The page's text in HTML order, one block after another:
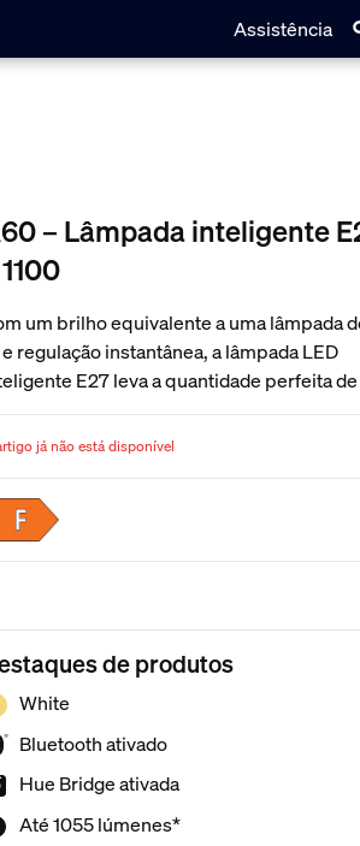
Assistência
– Lâmpada inteligente
um brilho equivalente a uma lâmpada
regulação instantânea, a lâmpada LED
E27 leva a quantidade perfeita
suave a qualquer lugar da sua casa.
já não está disponível
de produtos
White
Bluetooth ativado
Hue Bridge ativada
Até 1055 lúmenes*